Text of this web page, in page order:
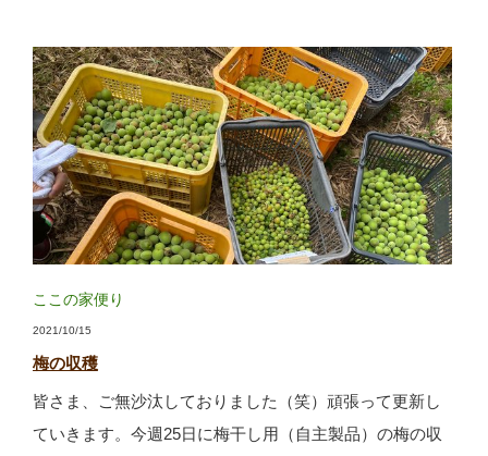
ここの家便り
2021/10/15
梅の収穫
皆さま、ご無沙汰しておりました（笑）頑張って更新し
ていきます。今週25日に梅干し用（自主製品）の梅の収